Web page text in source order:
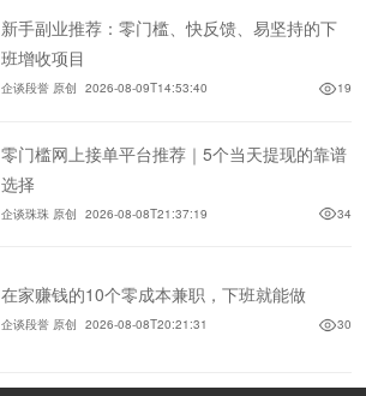
新手副业推荐：零门槛、快反馈、易坚持的下
班增收项目
企谈段誉 原创 2026-08-09T14:53:40 19
零门槛网上接单平台推荐｜5个当天提现的靠谱
选择
企谈珠珠 原创 2026-08-08T21:37:19 34
在家赚钱的10个零成本兼职，下班就能做
企谈段誉 原创 2026-08-08T20:21:31 30